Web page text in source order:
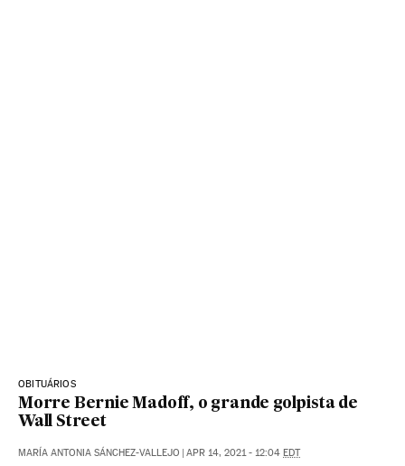
OBITUÁRIOS
Morre Bernie Madoff, o grande golpista de
Wall Street
MARÍA ANTONIA SÁNCHEZ-VALLEJO APR 14, 2021 - 12:04 EDT